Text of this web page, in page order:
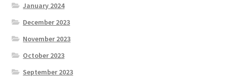
January 2024
December 2023
November 2023
October 2023
September 2023